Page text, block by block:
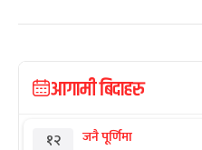
आगामी बिदाहरु
१२ जनै पूर्णिमा